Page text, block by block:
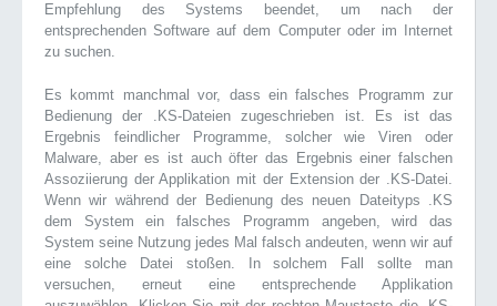
Empfehlung des Systems beendet, um nach der
entsprechenden Software auf dem Computer oder im Internet
zu suchen.
Es kommt manchmal vor, dass ein falsches Programm zur
Bedienung der .KS-Dateien zugeschrieben ist. Es ist das
Ergebnis feindlicher Programme, solcher wie Viren oder
Malware, aber es ist auch öfter das Ergebnis einer falschen
Assoziierung der Applikation mit der Extension der .KS-Datei.
Wenn wir während der Bedienung des neuen Dateityps .KS
dem System ein falsches Programm angeben, wird das
System seine Nutzung jedes Mal falsch andeuten, wenn wir auf
eine solche Datei stoßen. In solchem Fall sollte man
versuchen, erneut eine entsprechende Applikation